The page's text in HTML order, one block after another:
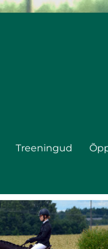
Treeningud